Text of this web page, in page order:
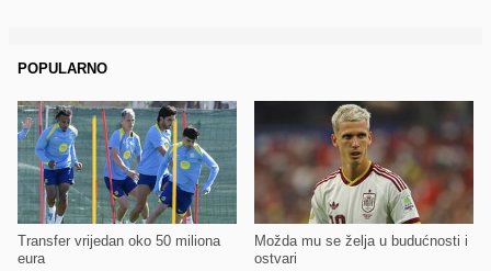
POPULARNO
Transfer vrijedan oko 50 miliona
eura
Možda mu se želja u budućnosti i
ostvari